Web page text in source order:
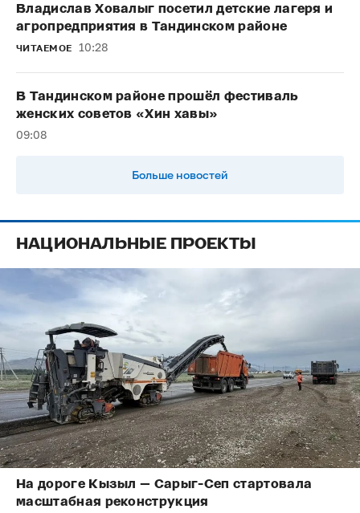
Владислав Ховалыг посетил детские лагеря и
агропредприятия в Тандинском районе
ЧИТАЕМОЕ 10:28
В Тандинском районе прошёл фестиваль
женских советов «Хин хавы»
09:08
Больше новостей
НАЦИОНАЛЬНЫЕ ПРОЕКТЫ
На дороге Кызыл — Сарыг-Сеп стартовала
масштабная реконструкция